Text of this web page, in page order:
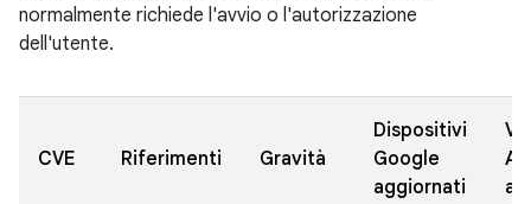
normalmente richiede l'avvio o l'autorizzazione
dell'utente.
CVE Riferimenti Gravità
Dispositivi
Google
aggiornati